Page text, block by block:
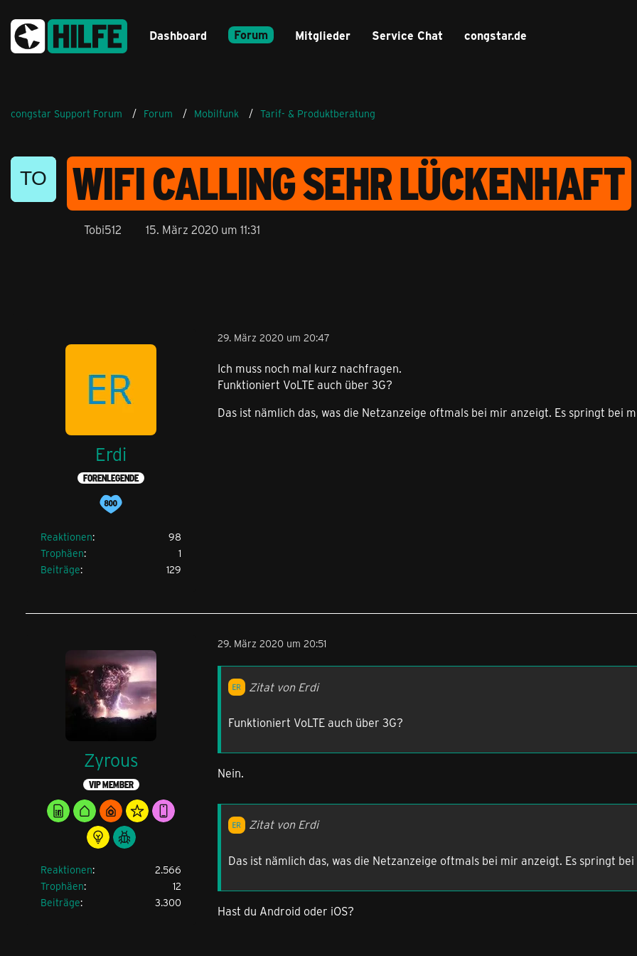
Dashboard Forum Mitglieder Service Chat congstar.de
congstar Support Forum Forum Mobilfunk Tarif- & Produktberatung
WIFI CALLING SEHR LÜCKENHAFT
Tobi512 15. März 2020 um 11:31
Erdi
FORENLEGENDE
Reaktionen
98
Trophäen
1
Beiträge
129
29. März 2020 um 20:47
Ich muss noch mal kurz nachfragen.
Funktioniert VoLTE auch über 3G?
Das ist nämlich das, was die Netzanzeige oftmals bei mir anzeigt. Es springt bei
Zyrous
VIP MEMBER
Reaktionen
2.566
Trophäen
12
Beiträge
3.300
29. März 2020 um 20:51
Zitat von Erdi
Funktioniert VoLTE auch über 3G?
Nein.
Zitat von Erdi
Das ist nämlich das, was die Netzanzeige oftmals bei mir anzeigt. Es springt
Hast du Android oder iOS?